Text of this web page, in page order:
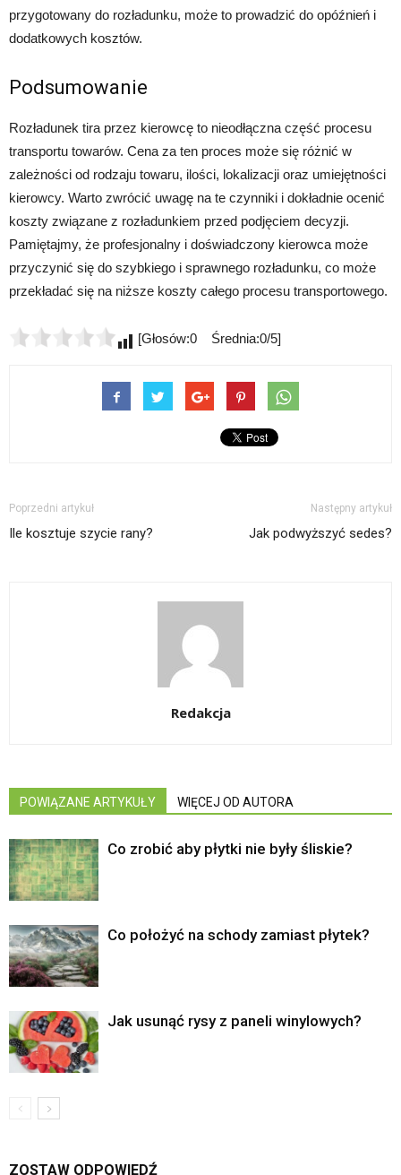
przygotowany do rozładunku, może to prowadzić do opóźnień i
dodatkowych kosztów.
Podsumowanie
Rozładunek tira przez kierowcę to nieodłączna część procesu
transportu towarów. Cena za ten proces może się różnić w
zależności od rodzaju towaru, ilości, lokalizacji oraz umiejętności
kierowcy. Warto zwrócić uwagę na te czynniki i dokładnie ocenić
koszty związane z rozładunkiem przed podjęciem decyzji.
Pamiętajmy, że profesjonalny i doświadczony kierowca może
przyczynić się do szybkiego i sprawnego rozładunku, co może
przekładać się na niższe koszty całego procesu transportowego.
[Głosów:0 Średnia:0/5]
Poprzedni artykuł
Ile kosztuje szycie rany?
Następny artykuł
Jak podwyższyć sedes?
Redakcja
POWIĄZANE ARTYKUŁY WIĘCEJ OD AUTORA
Co zrobić aby płytki nie były śliskie?
Co położyć na schody zamiast płytek?
Jak usunąć rysy z paneli winylowych?
ZOSTAW ODPOWIEDŹ